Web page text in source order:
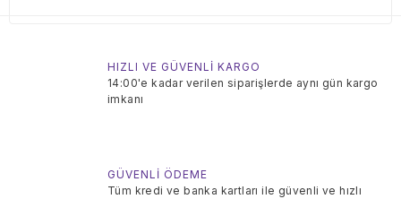
HIZLI VE GÜVENLİ KARGO
14:00'e kadar verilen siparişlerde aynı gün kargo
imkanı
GÜVENLİ ÖDEME
Tüm kredi ve banka kartları ile güvenli ve hızlı